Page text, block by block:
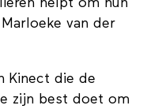
helpt om hun
van der
Kinect die de
zijn best doet om